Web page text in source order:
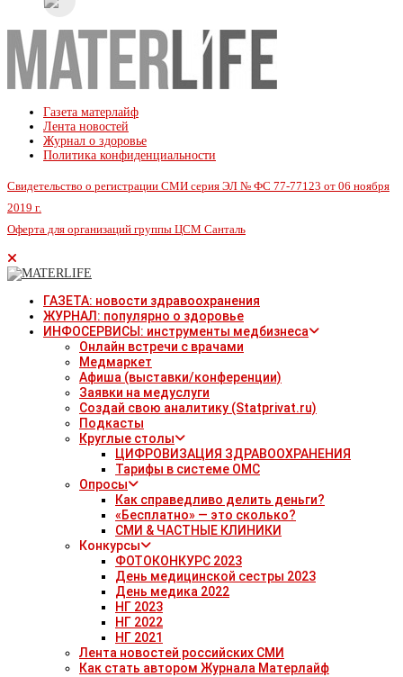
Газета матерлайф
Лента новостей
Журнал о здоровье
Политика конфиденциальности
Свидетельство о регистрации СМИ серия ЭЛ № ФС 77-77123 от 06 ноября
2019 г.
Оферта для организаций группы ЦСМ Санталь
ГАЗЕТА: новости здравоохранения
ЖУРНАЛ: популярно о здоровье
ИНФОСЕРВИСЫ: инструменты медбизнеса
Онлайн встречи с врачами
Медмаркет
Афиша (выставки/конференции)
Заявки на медуслуги
Создай свою аналитику (Statprivat.ru)
Подкасты
Круглые столы
ЦИФРОВИЗАЦИЯ ЗДРАВООХРАНЕНИЯ
Тарифы в системе ОМС
Опросы
Как справедливо делить деньги?
«Бесплатно» — это сколько?
СМИ & ЧАСТНЫЕ КЛИНИКИ
Конкурсы
ФОТОКОНКУРС 2023
День медицинской сестры 2023
День медика 2022
НГ 2023
НГ 2022
НГ 2021
Лента новостей российских СМИ
Как стать автором Журнала Матерлайф